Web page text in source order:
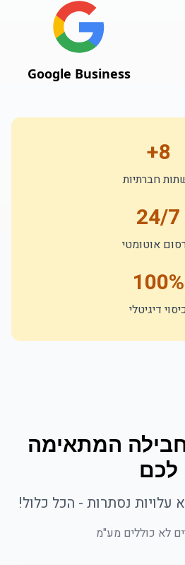
Google Business
8+
חברתיות
24/7
אוטומטי
100%
דיגיטלי
המתאימה
לכם
עלויות נסתרות - הכל כלול!
לא כוללים מע"מ